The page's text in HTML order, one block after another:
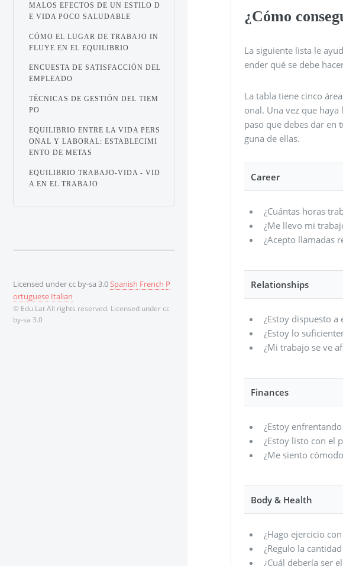
¿Cómo
La siguiente lista le
ender qué se debe
La tabla tiene cinco
onal. Una vez que
paso que debes dar en
guna de ellas.
Career
¿Cuántas horas
¿Me llevo mi
¿Acepto llamadas
Relationships
¿Estoy dispuesto a
¿Estoy lo
¿Mi trabajo se ve
Finances
¿Estoy
¿Estoy listo con el
¿Me siento
Body & Health
¿Hago ejercicio
¿Regulo la
¿Cuál debería ser
MALOS EFECTOS DE UN ESTILO D
E VIDA POCO SALUDABLE
CÓMO EL LUGAR DE TRABAJO IN
FLUYE EN EL EQUILIBRIO
ENCUESTA DE SATISFACCIÓN DEL
EMPLEADO
TÉCNICAS DE GESTIÓN DEL TIEM
PO
EQUILIBRIO ENTRE LA VIDA PERS
ONAL Y LABORAL: ESTABLECIMI
ENTO DE METAS
EQUILIBRIO TRABAJO-VIDA - VID
A EN EL TRABAJO
Licensed under cc by-sa 3.0Spanish French P
ortuguese Italian
© Edu.Lat All rights reserved. Licensed under cc
by-sa 3.0